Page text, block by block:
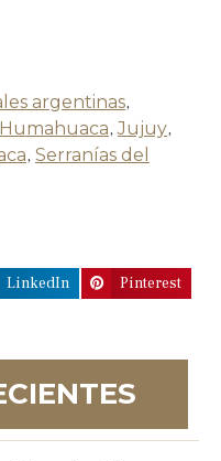
argentinas,
Humahuaca,Jujuy,
, Serranías del
LinkedIn
Pinterest